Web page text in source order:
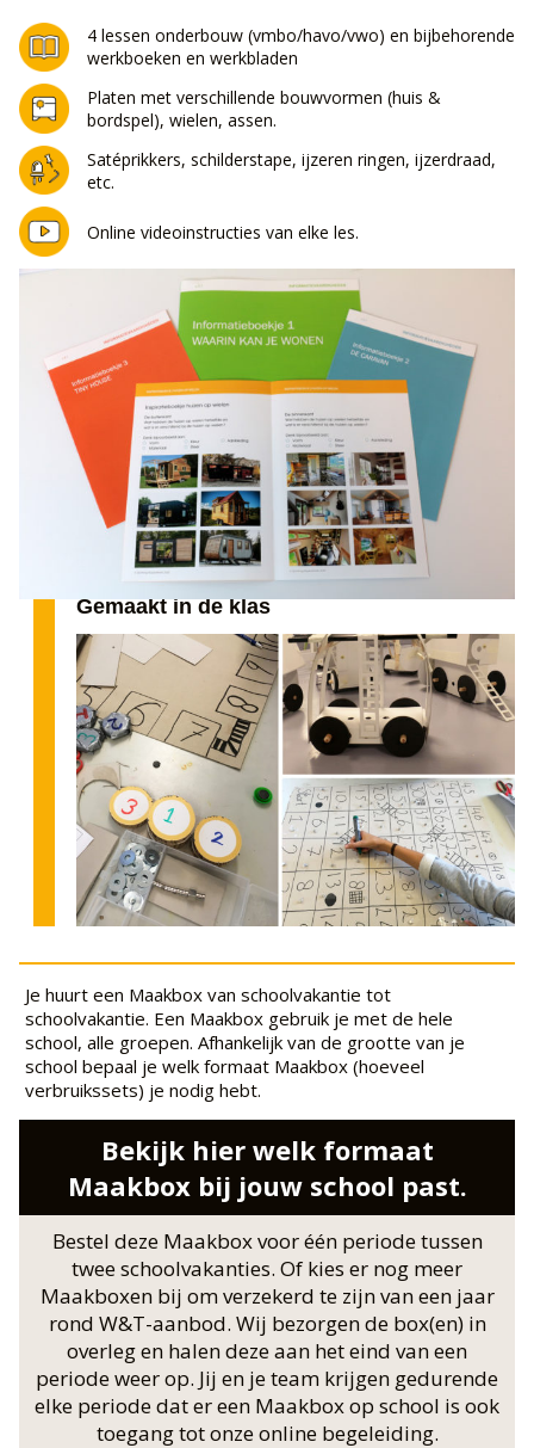
4 lessen onderbouw (vmbo/havo/vwo) en bijbehorende
werkboeken en werkbladen
Platen met verschillende bouwvormen (huis &
bordspel), wielen, assen.
Satéprikkers, schilderstape, ijzeren ringen, ijzerdraad,
etc.
Online videoinstructies van elke les.
Gemaakt in de klas
Je huurt een Maakbox van schoolvakantie tot
schoolvakantie. Een Maakbox gebruik je met de hele
school, alle groepen. Afhankelijk van de grootte van je
school bepaal je welk formaat Maakbox (hoeveel
verbruikssets) je nodig hebt.
Bekijk hier welk formaat
Maakbox bij jouw school past.
Bestel deze Maakbox voor één periode tussen
twee schoolvakanties. Of kies er nog meer
Maakboxen bij om verzekerd te zijn van een jaar
rond W&T-aanbod. Wij bezorgen de box(en) in
overleg en halen deze aan het eind van een
periode weer op. Jij en je team krijgen gedurende
elke periode dat er een Maakbox op school is ook
toegang tot onze online begeleiding.